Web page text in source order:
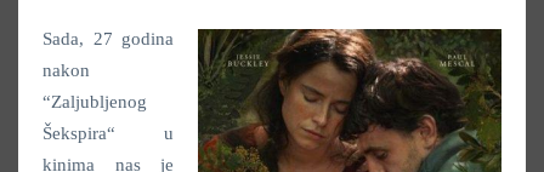
Sada, 27 godina
nakon
“Zaljubljenog
Šekspira“ u
kinima nas je